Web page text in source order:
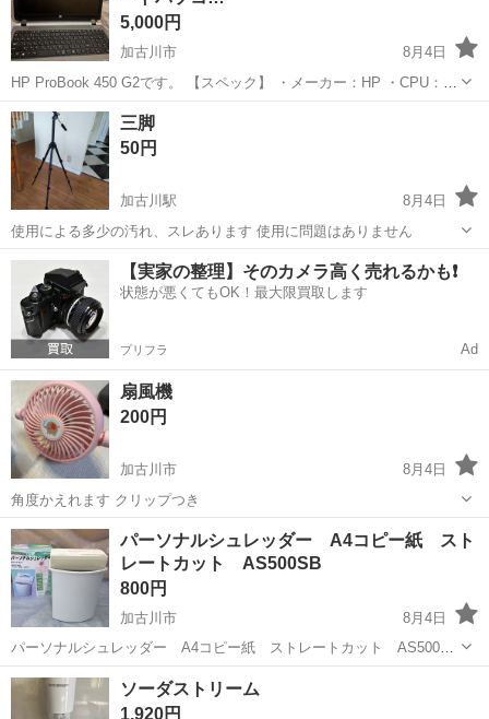
5,000円
加古川市
8月4日
HP ProBook 450 G2です。 【スペック】 ・メーカー：HP ・CPU：
Intel Core i5-5200U 2.20GHz ・メモリ：4GB ・OS：Windows 7
Professional（32bit...
兵庫 加古川市
三脚
50円
加古川駅
8月4日
使用による多少の汚れ、スレあります 使用に問題はありません
兵庫 加古川市 加古川駅
【実家の整理】そのカメラ高く売れるかも❗️
状態が悪くてもOK！最大限買取します
プリフラ Ad
扇風機
200円
加古川市
8月4日
角度かえれます クリップつき
兵庫 加古川市 季節、空調家電
パーソナルシュレッダー A4コピー紙 スト
レートカット AS500SB
800円
加古川市
8月4日
パーソナルシュレッダー A4コピー紙 ストレートカット AS500SB
です。 品物には詳しくなく、詳細な確認も実施しておりません。 何か
ありましても、自力でメンテ・修理依頼等が困難な方は、 問い合わせ
を見合わせ下...
兵庫 加古川市 家電 シュレッダー
ソーダストリーム
1,920円